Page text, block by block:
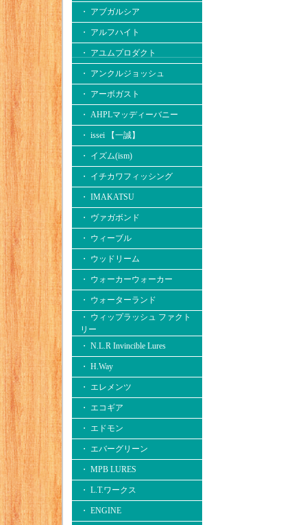
・ アブガルシア
・ アルフハイト
・ アユムプロダクト
・ アンクルジョッシュ
・ アーボガスト
・ AHPLマッディーバニー
・ issei 【一誠】
・ イズム(ism)
・ イチカワフィッシング
・ IMAKATSU
・ ヴァガボンド
・ ウィーブル
・ ウッドリーム
・ ウォーカーウォーカー
・ ウォーターランド
・ ウィップラッシュ ファクト
リー
・ N.L.R Invincible Lures
・ H.Way
・ エレメンツ
・ エコギア
・ エドモン
・ エバーグリーン
・ MPB LURES
・ L.T.ワークス
・ ENGINE